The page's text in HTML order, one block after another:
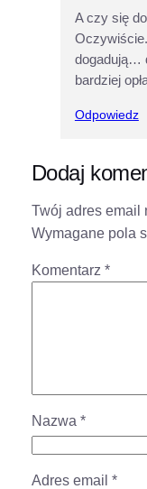
A czy się
dogadują…
bardziej
Odpowiedz
Dodaj
Twój adres email
Wymagane pola
Komentarz *
Nazwa *
Adres email *